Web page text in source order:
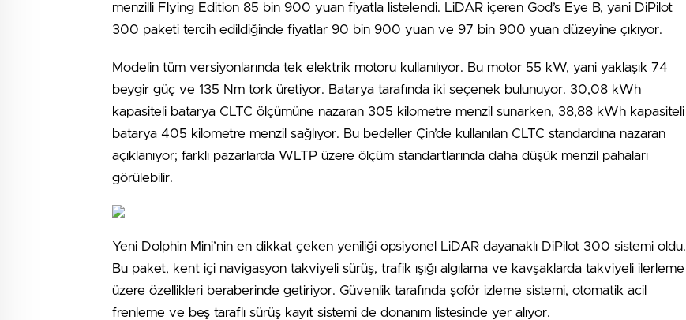
menzilli Flying Edition 85 bin 900 yuan fiyatla listelendi. LiDAR içeren God’s Eye B, yani DiPilot
300 paketi tercih edildiğinde fiyatlar 90 bin 900 yuan ve 97 bin 900 yuan düzeyine çıkıyor.
Modelin tüm versiyonlarında tek elektrik motoru kullanılıyor. Bu motor 55 kW, yani yaklaşık 74
beygir güç ve 135 Nm tork üretiyor. Batarya tarafında iki seçenek bulunuyor. 30,08 kWh
kapasiteli batarya CLTC ölçümüne nazaran 305 kilometre menzil sunarken, 38,88 kWh kapasiteli
batarya 405 kilometre menzil sağlıyor. Bu bedeller Çin’de kullanılan CLTC standardına nazaran
açıklanıyor; farklı pazarlarda WLTP üzere ölçüm standartlarında daha düşük menzil pahaları
görülebilir.
Yeni Dolphin Mini’nin en dikkat çeken yeniliği opsiyonel LiDAR dayanaklı DiPilot 300 sistemi oldu.
Bu paket, kent içi navigasyon takviyeli sürüş, trafik ışığı algılama ve kavşaklarda takviyeli ilerleme
üzere özellikleri beraberinde getiriyor. Güvenlik tarafında şoför izleme sistemi, otomatik acil
frenleme ve beş taraflı sürüş kayıt sistemi de donanım listesinde yer alıyor.